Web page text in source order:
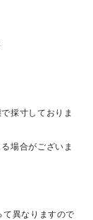
採寸しておりま
場合がございま
て異なりますので